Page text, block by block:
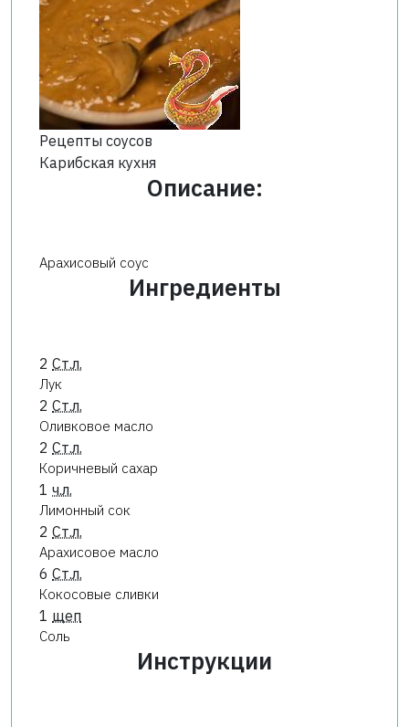
Рецепты соусов
Карибская кухня
Описание:
Арахисовый соус
Ингредиенты
2 Ст.л.
Лук
2 Ст.л.
Оливковое масло
2 Ст.л.
Коричневый сахар
1 ч.л.
Лимонный сок
2 Ст.л.
Арахисовое масло
6 Ст.л.
Кокосовые сливки
1 щеп
Соль
Инструкции